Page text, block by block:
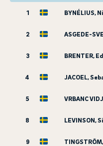
1 BYNÉLIUS,
2 ASGEDE-
3 BRENTER,
4 JACOEL,
5 VRBANC
8 LEVINSON,
9